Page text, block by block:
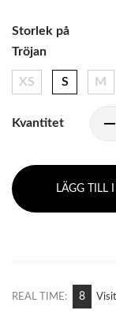
Storlek på
Tröjan
XS S M
Kvantitet
LÄGG TILL
REAL TIME: 11